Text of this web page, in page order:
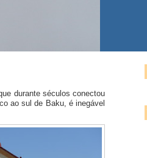
durante séculos conectou
ao sul de Baku, é inegável